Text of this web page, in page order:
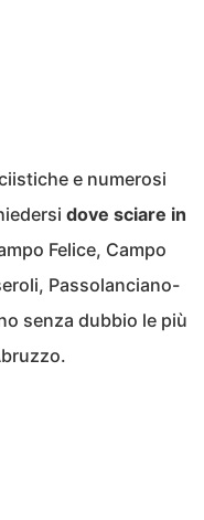
e numerosi
dove sciare in
Felice, Campo
Passolanciano-
senza dubbio le più